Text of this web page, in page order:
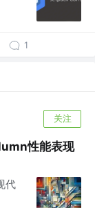
1
关注
性能表现
代